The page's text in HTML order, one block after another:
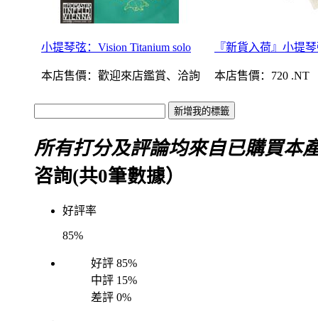
小提琴弦：Vision Titanium solo
本店售價： 歡迎來店鑑賞、洽詢
『新貨入荷』小提
本店售價： 720 .NT
所有打分及評論均來自已購買本
咨詢(共0筆數據）
好評率
85%
好評 85%
中評 15%
差評 0%